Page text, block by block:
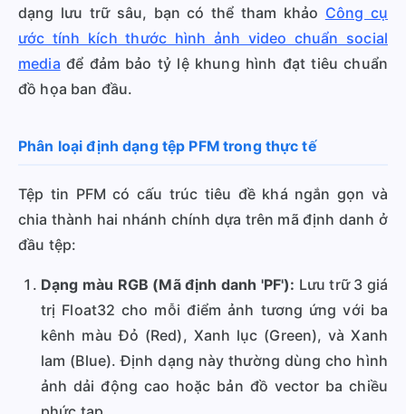
dạng lưu trữ sâu, bạn có thể tham khảo Công cụ
ước tính kích thước hình ảnh video chuẩn social
media để đảm bảo tỷ lệ khung hình đạt tiêu chuẩn
đồ họa ban đầu.
Phân loại định dạng tệp PFM trong thực tế
Tệp tin PFM có cấu trúc tiêu đề khá ngắn gọn và
chia thành hai nhánh chính dựa trên mã định danh ở
đầu tệp:
Dạng màu RGB (Mã định danh 'PF'): Lưu trữ 3 giá
trị Float32 cho mỗi điểm ảnh tương ứng với ba
kênh màu Đỏ (Red), Xanh lục (Green), và Xanh
lam (Blue). Định dạng này thường dùng cho hình
ảnh dải động cao hoặc bản đồ vector ba chiều